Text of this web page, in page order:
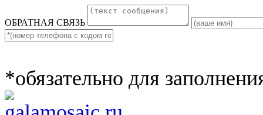
ОБРАТНАЯ СВЯЗЬ
*обязательно для